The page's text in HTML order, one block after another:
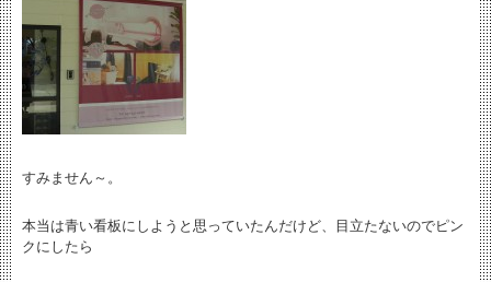
すみません～。
本当は青い看板にしようと思っていたんだけど、目立たないのでピン
クにしたら